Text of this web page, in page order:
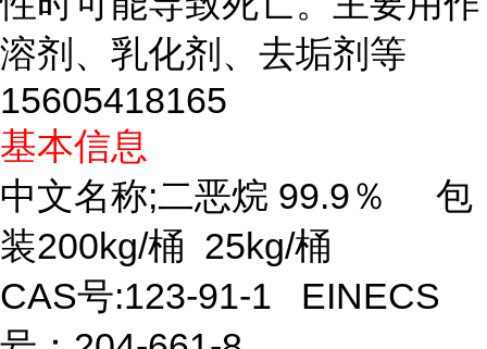
溶剂、乳化剂、去垢剂等
15605418165
基本信息
中文名称;二恶烷 99.9％ 包
装200kg/桶 25kg/桶
CAS号:123-91-1 EINECS